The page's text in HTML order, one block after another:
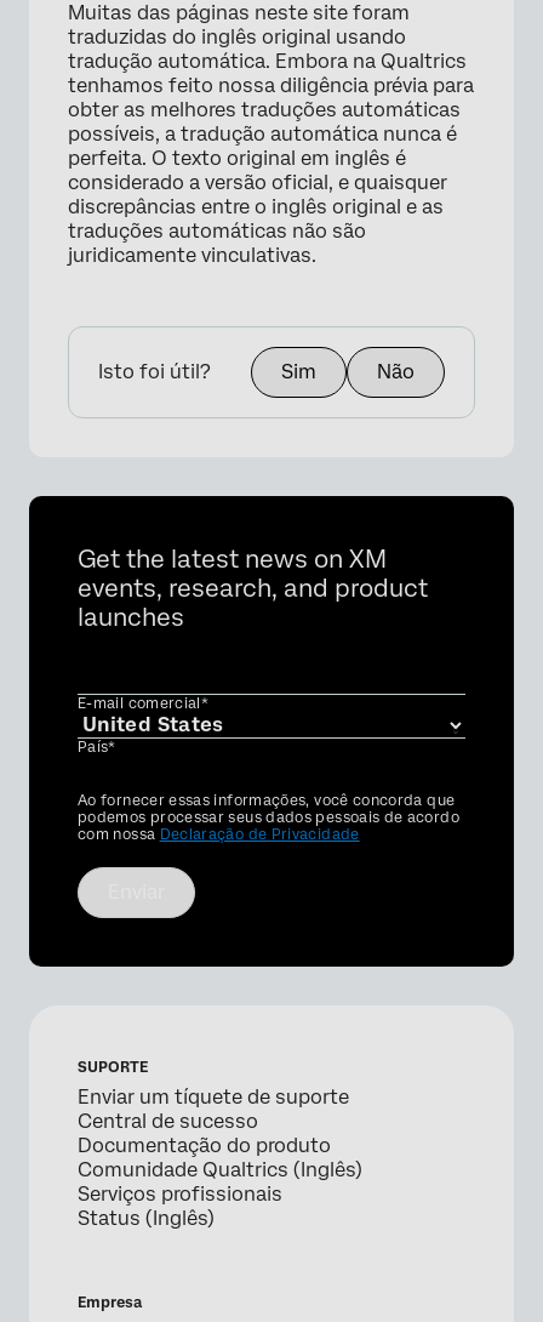
Muitas das páginas neste site foram
traduzidas do inglês original usando
tradução automática. Embora na Qualtrics
tenhamos feito nossa diligência prévia para
obter as melhores traduções automáticas
possíveis, a tradução automática nunca é
perfeita. O texto original em inglês é
considerado a versão oficial, e quaisquer
discrepâncias entre o inglês original e as
traduções automáticas não são
juridicamente vinculativas.
Isto foi útil? Sim Não
Get the latest news on XM
events, research, and product
launches
E-mail comercial*
País*
Privacy
Optin
Ao fornecer essas informações, você concorda que
podemos processar seus dados pessoais de acordo
com nossa Declaração de Privacidade
SUPORTE
Enviar um tíquete de suporte
Central de sucesso
Documentação do produto
Comunidade Qualtrics (Inglês)
Serviços profissionais
Status (Inglês)
Empresa